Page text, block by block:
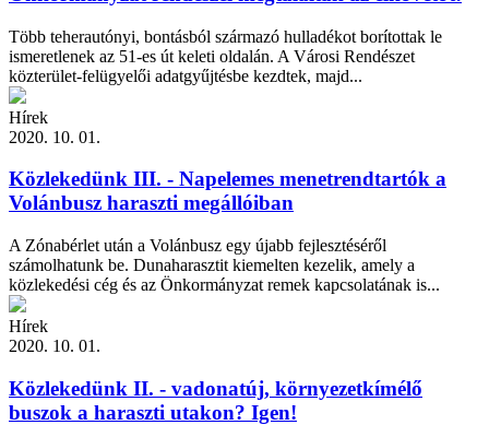
Több teherautónyi, bontásból származó hulladékot borítottak le
ismeretlenek az 51-es út keleti oldalán. A Városi Rendészet
közterület-felügyelői adatgyűjtésbe kezdtek, majd...
Hírek
2020. 10. 01.
Közlekedünk III. - Napelemes menetrendtartók a
Volánbusz haraszti megállóiban
A Zónabérlet után a Volánbusz egy újabb fejlesztéséről
számolhatunk be. Dunaharasztit kiemelten kezelik, amely a
közlekedési cég és az Önkormányzat remek kapcsolatának is...
Hírek
2020. 10. 01.
Közlekedünk II. - vadonatúj, környezetkímélő
buszok a haraszti utakon? Igen!